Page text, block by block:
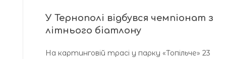
У Тернополі відбувся чемпіонат з
літнього біатлону
На картинговій трасі у парку «Топільче» 23